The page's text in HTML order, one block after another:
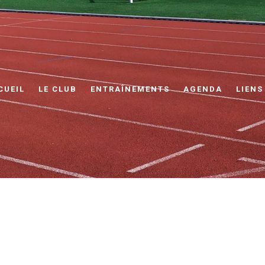
LE CLUB ENTRAÎNEMENTS AGENDA LIENS